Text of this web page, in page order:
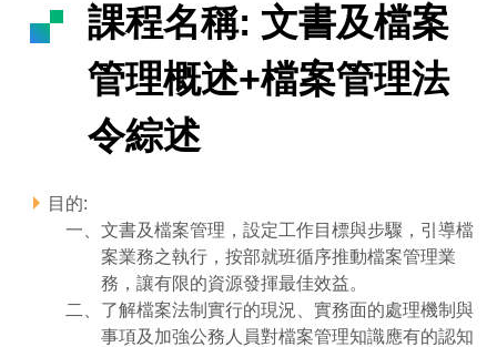
徵才公告
招標資訊
園區電子看板專區
大事紀
局長小檔案
局長電子信箱
機關組織
組織法
組織架構
組織職掌
管理局位置
施政主軸
年度工作展望
國家科學及技術委員會重大政策
廉政園地
工作職掌與聯絡管道
廉政反貪、防貪專區
廉政資訊
獲獎記錄
檔案應用專區
檔案應用服務須知
WebMail(新)
簡介
競爭優勢
土地規劃
水電供應
園區土地廠房宿舍出租資訊
園區資源再生中心
高雄園區
簡介
競爭優勢
土地規劃
水電供應
園區土地廠房宿舍出租資訊
橋頭園區
競爭優勢
土地規劃
水電供應
新設園區
交通資訊
機構及廠商名錄
廠商名錄
文化藝術
申辦案件處理時限
投資業務
工商業務
園區事業管理費
土地及廠房租賃
宿舍租金費用
科學園區廠商服務網
園區課程及獎補助計畫
園區培訓課程
園區參訪申請
窗
_
到
課程名稱: 文書及檔案
管理概述+檔案管理法
令綜述
目的:
一、文書及檔案管理，設定工作目標與步驟，引導檔
案業務之執行，按部就班循序推動檔案管理業
務，讓有限的資源發揮最佳效益。
二、了解檔案法制實行的現況、實務面的處理機制與
事項及加強公務人員對檔案管理知識應有的認知